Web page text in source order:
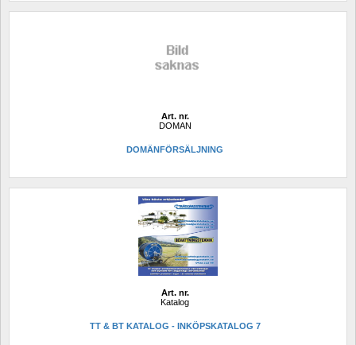
Art. nr.
DOMAN
DOMÄNFÖRSÄLJNING
Art. nr.
Katalog
TT & BT KATALOG - INKÖPSKATALOG 7